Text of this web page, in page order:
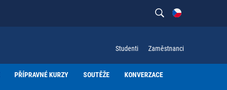
Studenti Zaměstnanci
PŘÍPRAVNÉ KURZY SOUTĚŽE KONVERZACE